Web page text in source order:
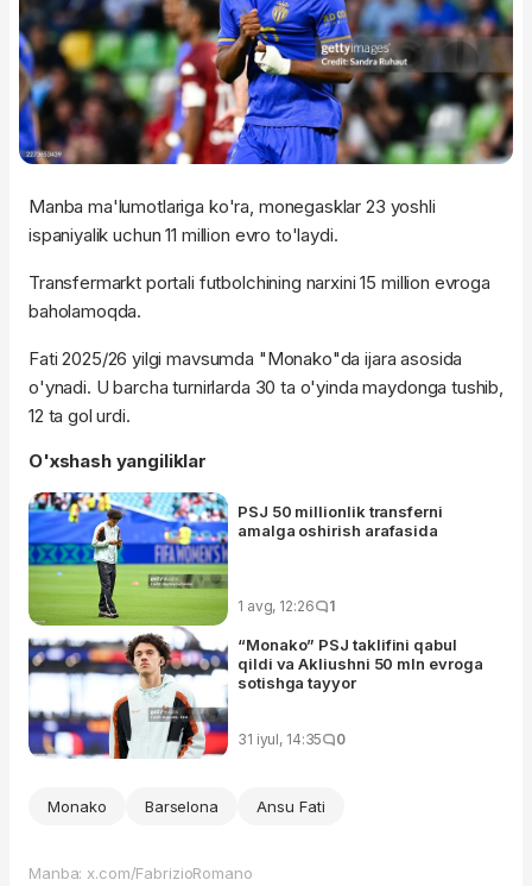
Manba ma'lumotlariga ko'ra, monegasklar 23 yoshli
ispaniyalik uchun 11 million evro to'laydi.
Transfermarkt portali futbolchining narxini 15 million evroga
baholamoqda.
Fati 2025/26 yilgi mavsumda "Monako"da ijara asosida
o'ynadi. U barcha turnirlarda 30 ta o'yinda maydonga tushib,
12 ta gol urdi.
O'xshash yangiliklar
PSJ 50 millionlik transferni
amalga oshirish arafasida
1 avg, 12:26 1
“Monako” PSJ taklifini qabul
qildi va Akliushni 50 mln evroga
sotishga tayyor
31 iyul, 14:35 0
Monako Barselona Ansu Fati
Manba: x.com/FabrizioRomano